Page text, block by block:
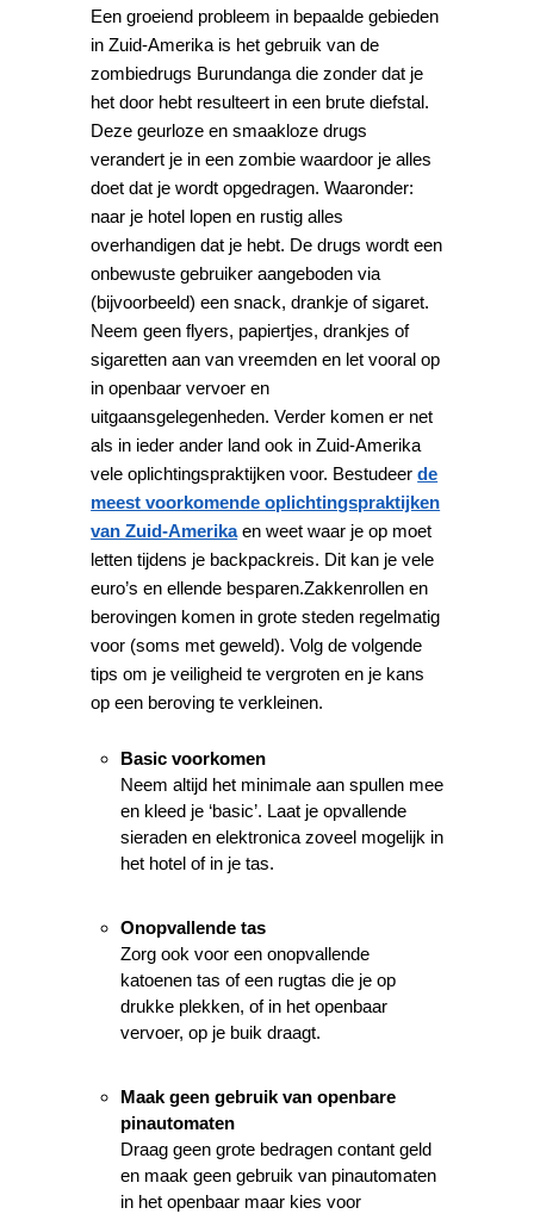
Een groeiend probleem in bepaalde gebieden
in Zuid-Amerika is het gebruik van de
zombiedrugs Burundanga die zonder dat je
het door hebt resulteert in een brute diefstal.
Deze geurloze en smaakloze drugs
verandert je in een zombie waardoor je alles
doet dat je wordt opgedragen. Waaronder:
naar je hotel lopen en rustig alles
overhandigen dat je hebt. De drugs wordt een
onbewuste gebruiker aangeboden via
(bijvoorbeeld) een snack, drankje of sigaret.
Neem geen flyers, papiertjes, drankjes of
sigaretten aan van vreemden en let vooral op
in openbaar vervoer en
uitgaansgelegenheden. Verder komen er net
als in ieder ander land ook in Zuid-Amerika
vele oplichtingspraktijken voor. Bestudeerde
meest voorkomende oplichtingspraktijken
van Zuid-Amerikaen weet waar je op moet
letten tijdens je backpackreis. Dit kan je vele
euro’s en ellende besparen.Zakkenrollen en
berovingen komen in grote steden regelmatig
voor (soms met geweld). Volg de volgende
tips om je veiligheid te vergroten en je kans
op een beroving te verkleinen.
Basic voorkomen
Neem altijd het minimale aan spullen mee
en kleed je ‘basic’. Laat je opvallende
sieraden en elektronica zoveel mogelijk in
het hotel of in je tas.
Onopvallende tas
Zorg ook voor een onopvallende
katoenen tas of een rugtas die je op
drukke plekken, of in het openbaar
vervoer, op je buik draagt.
Maak geen gebruik van openbare
pinautomaten
Draag geen grote bedragen contant geld
en maak geen gebruik van pinautomaten
in het openbaar maar kies voor